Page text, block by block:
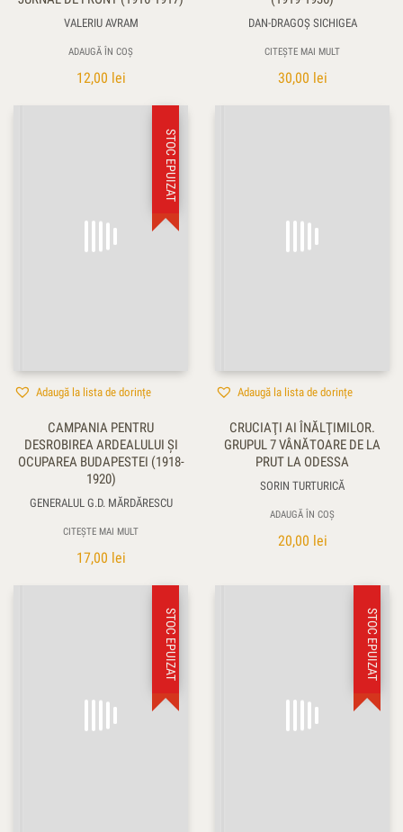
VALERIU AVRAM
ADAUGĂ ÎN COȘ
12,00 lei
DAN-DRAGOȘ SICHIGEA
CITEȘTE MAI MULT
30,00 lei
STOC EPUIZAT
Adaugă la lista de dorințe
CAMPANIA PENTRU
DESROBIREA ARDEALULUI ŞI
OCUPAREA BUDAPESTEI (1918-
1920)
GENERALUL G.D. MĂRDĂRESCU
CITEȘTE MAI MULT
17,00 lei
Adaugă la lista de dorințe
CRUCIAŢI AI ÎNĂLŢIMILOR.
GRUPUL 7 VÂNĂTOARE DE LA
PRUT LA ODESSA
SORIN TURTURICĂ
ADAUGĂ ÎN COȘ
20,00 lei
STOC EPUIZAT STOC EPUIZAT